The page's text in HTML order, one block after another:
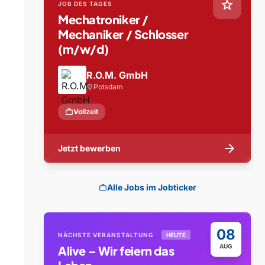
star
JOB DES TAGES
Mechatroniker /
Mechaniker / Schlosser
(m/w/d)
R.O.M. GmbH
location_on Potsdam
workVollzeit
Jetzt bewerben arrow_forward
workAlle Jobs im Jobticker
08
AUG
NÄCHSTE VERANSTALTUNG HEUTE
Alive – Wir feiern das